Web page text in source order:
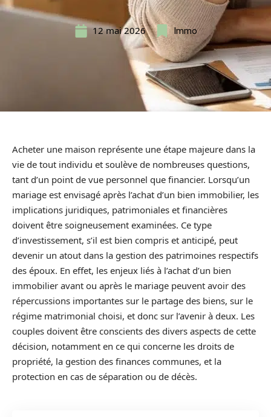
12 mai 2026 Immo
Acheter une maison représente une étape majeure dans la
vie de tout individu et soulève de nombreuses questions,
tant d’un point de vue personnel que financier. Lorsqu’un
mariage est envisagé après l’achat d’un bien immobilier, les
implications juridiques, patrimoniales et financières
doivent être soigneusement examinées. Ce type
d’investissement, s’il est bien compris et anticipé, peut
devenir un atout dans la gestion des patrimoines respectifs
des époux. En effet, les enjeux liés à l’achat d’un bien
immobilier avant ou après le mariage peuvent avoir des
répercussions importantes sur le partage des biens, sur le
régime matrimonial choisi, et donc sur l’avenir à deux. Les
couples doivent être conscients des divers aspects de cette
décision, notamment en ce qui concerne les droits de
propriété, la gestion des finances communes, et la
protection en cas de séparation ou de décès.